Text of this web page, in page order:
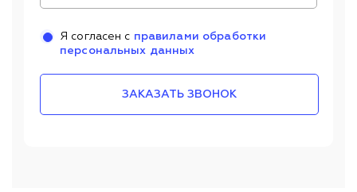
Я согласен с правилами обработки
персональных данных
ЗАКАЗАТЬ ЗВОНОК